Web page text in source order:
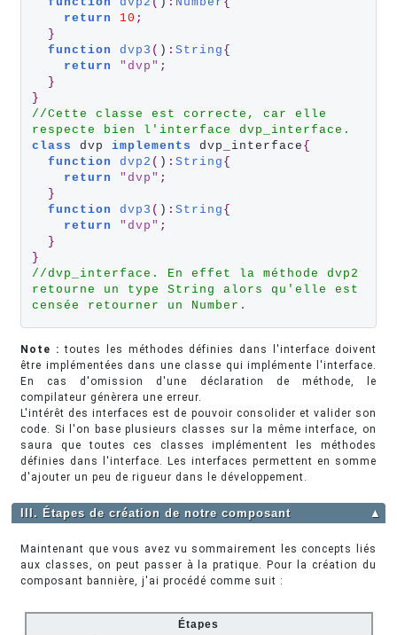
return
10 ;
}
function
dvp3 ( ) :String {
return
"dvp" ;
}
}
//Cette classe est correcte, car elle
respecte bien l'interface dvp_interface.
class
dvp implements dvp_interface {
function
dvp2 ( ) :String {
return
"dvp" ;
}
function
dvp3 ( ) :String {
return
"dvp" ;
}
}
//dvp_interface. En effet la méthode dvp2
retourne un type String alors qu'elle est
censée retourner un Number.
Note : toutes les méthodes définies dans l'interface doivent
être implémentées dans une classe qui implémente l'interface.
En cas d'omission d'une déclaration de méthode, le
compilateur génèrera une erreur.
L'intérêt des interfaces est de pouvoir consolider et valider son
code. Si l'on base plusieurs classes sur la même interface, on
saura que toutes ces classes implémentent les méthodes
définies dans l'interface. Les interfaces permettent en somme
d'ajouter un peu de rigueur dans le développement.
III. Étapes de création de notre composant ▲
Maintenant que vous avez vu sommairement les concepts liés
aux classes, on peut passer à la pratique. Pour la création du
composant bannière, j'ai procédé comme suit :
Étapes